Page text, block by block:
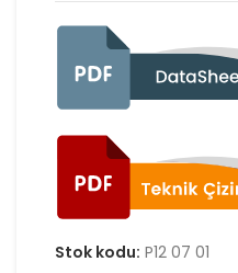
Stok kodu: P12 07 01